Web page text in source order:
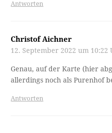
Antworten
Christof Aichner
12. September 2022 um 10:22
Genau, auf der Karte (hier
allerdings noch als Purenhof
Antworten